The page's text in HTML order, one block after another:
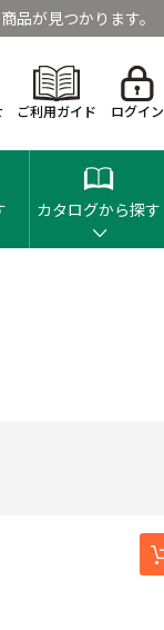
品が見つかります。
ご利用ガイド ログイン
カタログから探す